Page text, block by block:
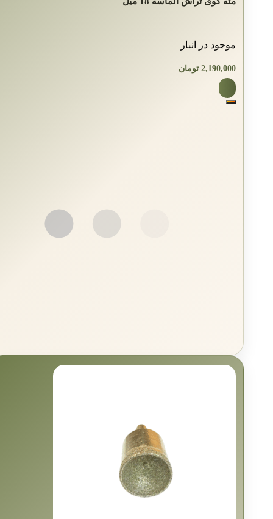
موجود در انبار
2,190,000 تومان